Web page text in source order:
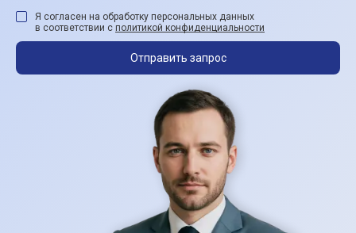
Я согласен на обработку персональных данных
в соответствии с политикой конфиденциальности
Отправить запрос